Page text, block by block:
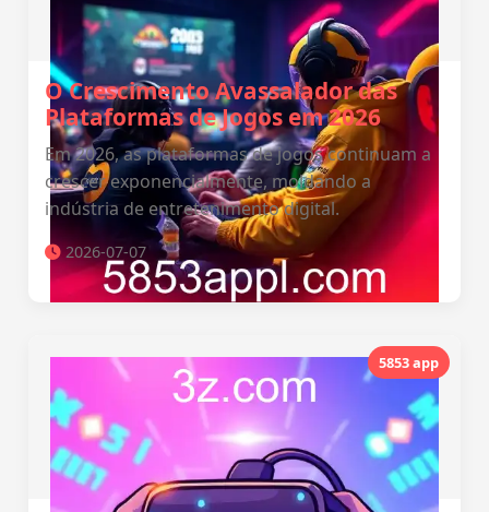
O Crescimento Avassalador das
Plataformas de Jogos em 2026
Em 2026, as plataformas de jogos continuam a
crescer exponencialmente, moldando a
indústria de entretenimento digital.
2026-07-07
5853 app